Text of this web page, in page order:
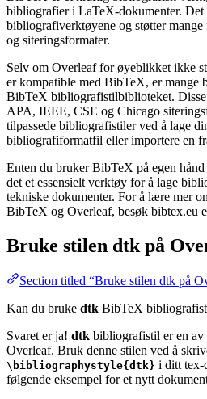
bibliografier i LaTeX-dokumenter. Det
bibliografiverktøyene og støtter
og siteringsformater.
Selv om Overleaf for øyeblikket ikke
er kompatible med BibTeX, er mange
BibTeX bibliografistilbiblioteket.
APA, IEEE, CSE og Chicago
tilpassede bibliografistiler ved å lage
bibliografiformatfil eller importere en
Enten du bruker BibTeX på egen
det et essensielt verktøy for å lage
tekniske dokumenter. For å lære mer
BibTeX og Overleaf, besøk bibtex.eu
Bruke stilen dtk på
Section titled “Bruke stilen dtk på
Kan du bruke dtk BibTeX
Svaret er ja! dtk bibliografistil er en av
Overleaf. Bruk denne stilen ved å
\bibliographystyle{dtk} i ditt tex-
følgende eksempel for et nytt